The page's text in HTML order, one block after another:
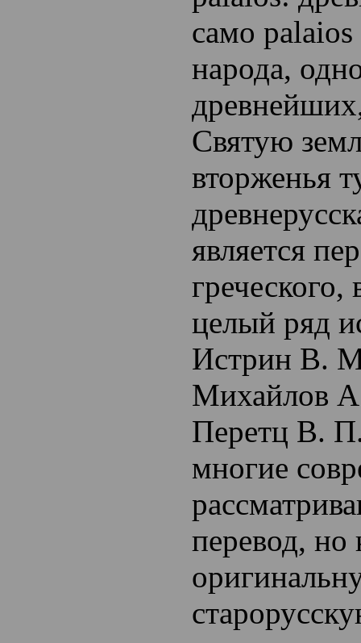
само
народа,
Святую
вторженья
является
целый ряд
Истрин В.
Михайлов
Перетц В.
многие
перевод, но